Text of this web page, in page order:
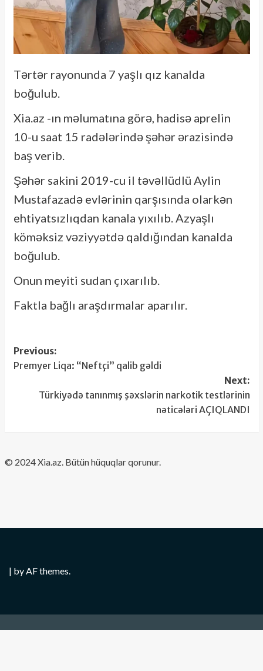
Tərtər rayonunda 7 yaşlı qız kanalda
boğulub.
Xia.az -ın məlumatına görə, hadisə aprelin
10-u saat 15 radələrində şəhər ərazisində
baş verib.
Şəhər sakini 2019-cu il təvəllüdlü Aylin
Mustafazadə evlərinin qarşısında olarkən
ehtiyatsızlıqdan kanala yıxılıb. Azyaşlı
köməksiz vəziyyətdə qaldığından kanalda
boğulub.
Onun meyiti sudan çıxarılıb.
Faktla bağlı araşdırmalar aparılır.
Post
navigation
Previous:
Premyer Liqa: “Neftçi” qalib gəldi
Next:
Türkiyədə tanınmış şəxslərin narkotik testlərinin
nəticələri AÇIQLANDI
​© 2024 Xia.az. Bütün hüquqlar qorunur.
| by AF themes.